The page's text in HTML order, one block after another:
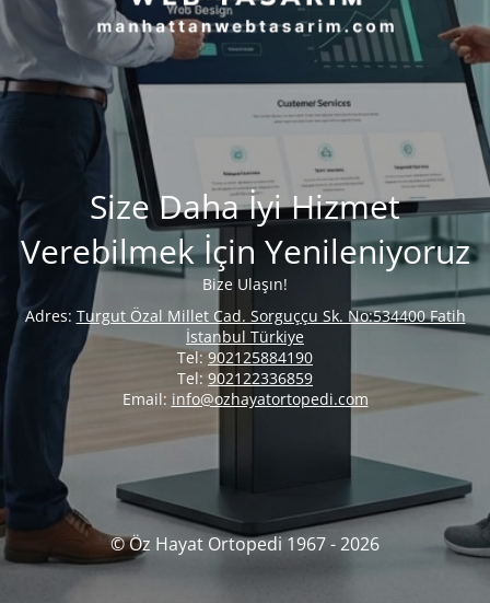
Size Daha İyi Hizmet
Verebilmek İçin Yenileniyoruz
Bize Ulaşın!
Adres: Turgut Özal Millet Cad. Sorguççu Sk. No:534400 Fatih
İstanbul Türkiye
Tel:902125884190
Tel: 902122336859
Email: info@ozhayatortopedi.com
© Öz Hayat Ortopedi 1967 - 2026